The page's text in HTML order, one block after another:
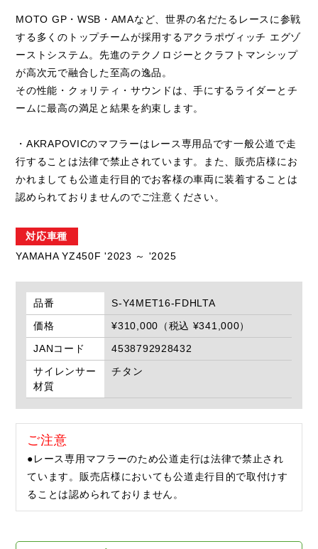
MOTO GP・WSB・AMAなど、世界の名だたるレースに参戦
する多くのトップチームが採用するアクラポヴィッチ エグゾ
ーストシステム。先進のテクノロジーとクラフトマンシップ
が高次元で融合した至高の逸品。
その性能・クォリティ・サウンドは、手にするライダーとチ
ームに最高の満足と結果を約束します。
・AKRAPOVICのマフラーはレース専用品です一般公道で走
行することは法律で禁止されています。また、販売店様にお
かれましても公道走行目的でお客様の車両に装着することは
認められておりませんのでご注意ください。
対応車種
YAMAHA YZ450F '2023 ～ '2025
品番
S-Y4MET16-FDHLTA
価格
¥310,000（税込 ¥341,000）
JANコード
4538792928432
サイレンサー
材質
チタン
ご注意
●レース専用マフラーのため公道走行は法律で禁止され
ています。販売店様においても公道走行目的で取付けす
ることは認められておりません。